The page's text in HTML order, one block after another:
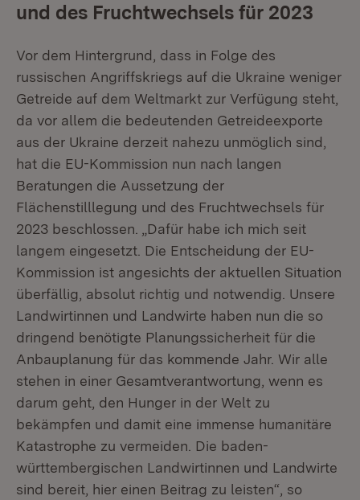
und des Fruchtwechsels für 2023
Vor dem Hintergrund, dass in Folge des
russischen Angriffskriegs auf die Ukraine weniger
Getreide auf dem Weltmarkt zur Verfügung steht,
da vor allem die bedeutenden Getreideexporte
aus der Ukraine derzeit nahezu unmöglich sind,
hat die EU-Kommission nun nach langen
Beratungen die Aussetzung der
Flächenstilllegung und des Fruchtwechsels für
2023 beschlossen. „Dafür habe ich mich seit
langem eingesetzt. Die Entscheidung der EU-
Kommission ist angesichts der aktuellen Situation
überfällig, absolut richtig und notwendig. Unsere
Landwirtinnen und Landwirte haben nun die so
dringend benötigte Planungssicherheit für die
Anbauplanung für das kommende Jahr. Wir alle
stehen in einer Gesamtverantwortung, wenn es
darum geht, den Hunger in der Welt zu
bekämpfen und damit eine immense humanitäre
Katastrophe zu vermeiden. Die baden-
württembergischen Landwirtinnen und Landwirte
sind bereit, hier einen Beitrag zu leisten“, so